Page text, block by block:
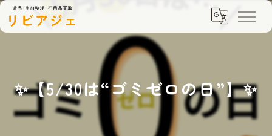
✨【5/30は“ゴミゼロの日”】✨